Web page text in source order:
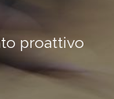
proattivo